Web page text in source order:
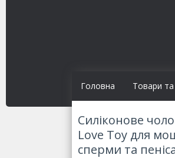
Головна Товари та
Силіконове
Love Toy для
сперми та